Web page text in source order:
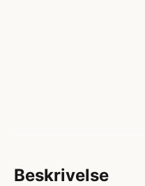
Beskrivelse